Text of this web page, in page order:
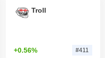
Troll
+0.56% #411